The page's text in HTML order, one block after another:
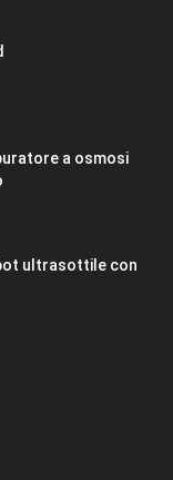
a osmosi
ultrasottile con